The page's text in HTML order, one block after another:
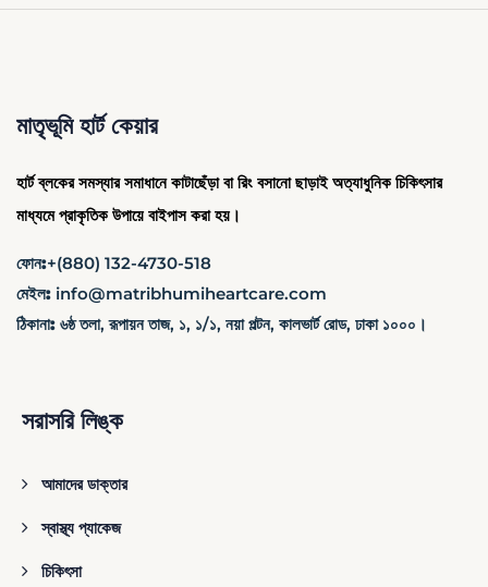
মাতৃভূমি হার্ট কেয়ার
হার্ট ব্লকের সমস্যার সমাধানে কাটাছেঁড়া বা রিং বসানো ছাড়াই অত্যাধুনিক চিকিৎসার
মাধ্যমে প্রাকৃতিক উপায়ে বাইপাস করা হয়।
ফোন:+(880) 132-4730-518
মেইল: info@matribhumiheartcare.com
ঠিকানা: ৬ষ্ঠ তলা, রূপায়ন তাজ, ১, ১/১, নয়া পল্টন, কালভার্ট রোড, ঢাকা ১০০০।
সরাসরি লিঙ্ক
আমাদের ডাক্তার
স্বাস্থ্য প্যাকেজ
চিকিৎসা